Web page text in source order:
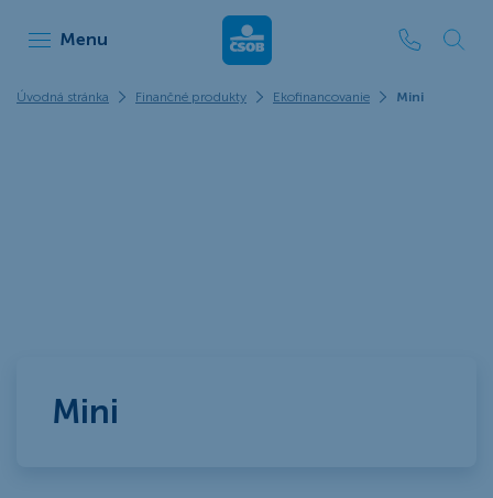
Menu ČSOB Leasing
Úvodná stránka Finančné produkty Ekofinancovanie Mini
Mini